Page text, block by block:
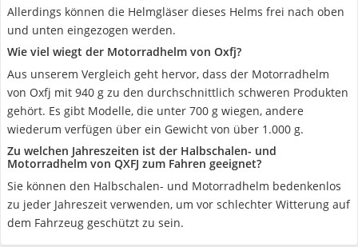
Allerdings können die Helmgläser dieses Helms frei nach oben
und unten eingezogen werden.
Wie viel wiegt der Motorradhelm von Oxfj?
Aus unserem Vergleich geht hervor, dass der Motorradhelm
von Oxfj mit 940 g zu den durchschnittlich schweren Produkten
gehört. Es gibt Modelle, die unter 700 g wiegen, andere
wiederum verfügen über ein Gewicht von über 1.000 g.
Zu welchen Jahreszeiten ist der Halbschalen- und
Motorradhelm von QXFJ zum Fahren geeignet?
Sie können den Halbschalen- und Motorradhelm bedenkenlos
zu jeder Jahreszeit verwenden, um vor schlechter Witterung auf
dem Fahrzeug geschützt zu sein.